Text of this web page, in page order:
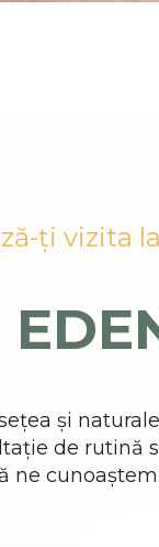
ți vizita la
și
de rutină
ne